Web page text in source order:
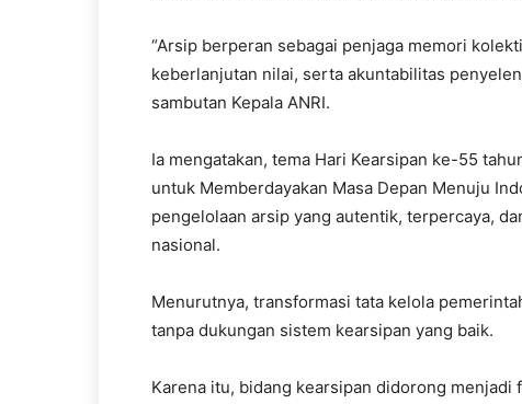
“Arsip berperan sebagai penjaga memori
keberlanjutan nilai, serta akuntabilitas
sambutan Kepala ANRI.
Ia mengatakan, tema Hari Kearsipan ke-55
untuk Memberdayakan Masa Depan Menuju
pengelolaan arsip yang autentik, terpercaya,
nasional.
Menurutnya, transformasi tata kelola
tanpa dukungan sistem kearsipan yang baik.
Karena itu, bidang kearsipan didorong